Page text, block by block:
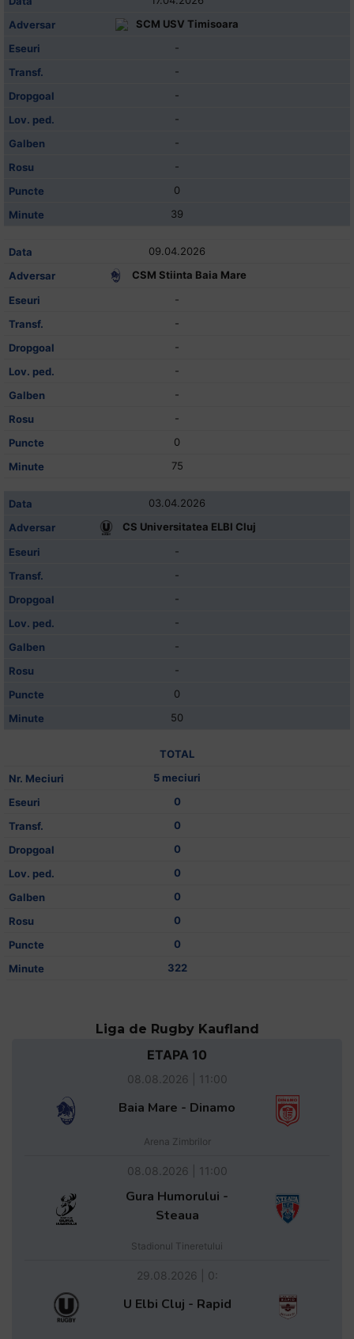
SCM USV Timisoara
-
-
-
-
-
-
0
39
09.04.2026
CSM Stiinta Baia Mare
-
-
-
-
-
-
0
75
03.04.2026
CS Universitatea ELBI Cluj
-
-
-
-
-
-
0
50
TOTAL
5 meciuri
0
0
0
0
0
0
0
322
Liga de Rugby Kaufland
ETAPA 10
08.08.2026 | 11:00
Baia Mare - Dinamo
Arena Zimbrilor
08.08.2026 | 11:00
Gura Humorului -
Steaua
Stadionul Tineretului
29.08.2026 | 0:
U Elbi Cluj - Rapid